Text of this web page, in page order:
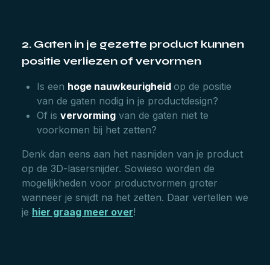
2. Gaten in je gezette product kunnen
positie verliezen of vervormen
Is een hoge nauwkeurigheid op de positie
van de gaten nodig in je productdesign?
Of is vervorming van de gaten niet te
voorkomen bij het zetten?
Denk dan eens aan het nasnijden van je product
op de 3D-lasersnijder. Sowieso worden de
mogelijkheden voor productvormen groter
wanneer je snijdt na het zetten. Daar vertellen we
je hier graag meer over!